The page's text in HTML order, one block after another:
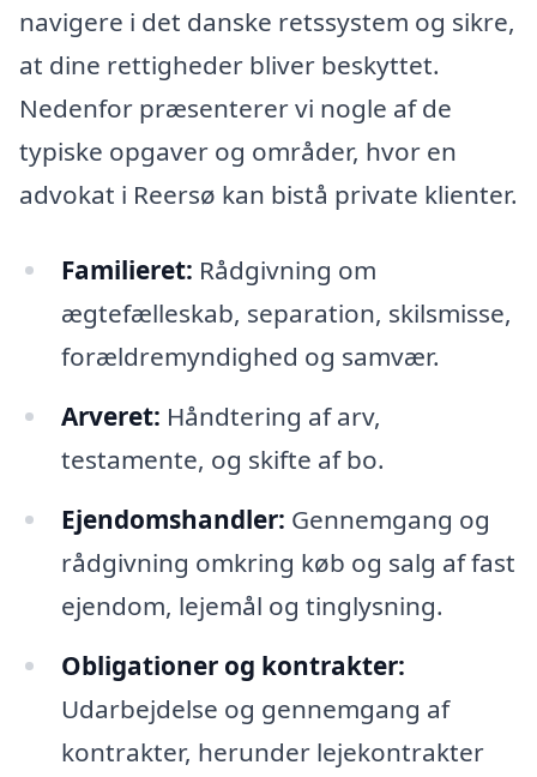
navigere i det danske retssystem og sikre,
at dine rettigheder bliver beskyttet.
Nedenfor præsenterer vi nogle af de
typiske opgaver og områder, hvor en
advokat i Reersø kan bistå private klienter.
Familieret: Rådgivning om
ægtefælleskab, separation, skilsmisse,
forældremyndighed og samvær.
Arveret: Håndtering af arv,
testamente, og skifte af bo.
Ejendomshandler: Gennemgang og
rådgivning omkring køb og salg af fast
ejendom, lejemål og tinglysning.
Obligationer og kontrakter:
Udarbejdelse og gennemgang af
kontrakter, herunder lejekontrakter